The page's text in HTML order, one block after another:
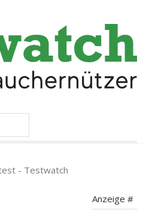
- Testwatch
Anzeige #